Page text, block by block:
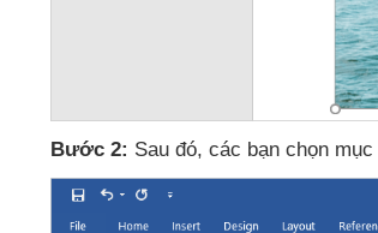
Bước 2: Sau đó, các bạn chọn mục